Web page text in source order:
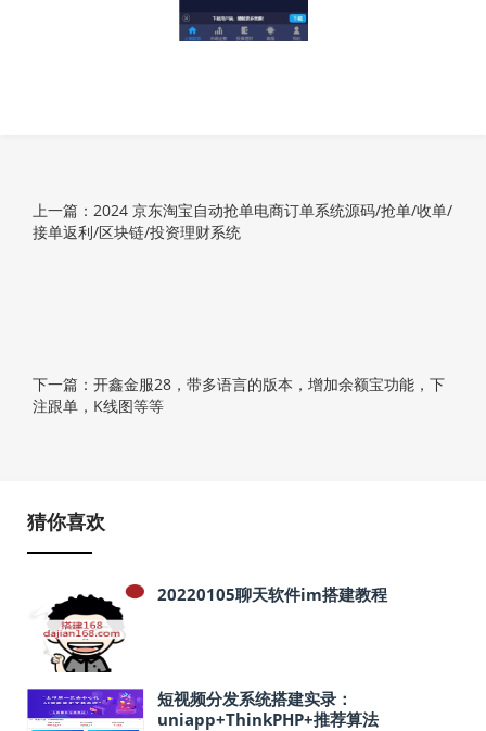
上一篇：2024 京东淘宝自动抢单电商订单系统源码/抢单/收单/
接单返利/区块链/投资理财系统
下一篇：开鑫金服28，带多语言的版本，增加余额宝功能，下
注跟单，K线图等等
猜你喜欢
20220105聊天软件im搭建教程
短视频分发系统搭建实录：
uniapp+ThinkPHP+推荐算法